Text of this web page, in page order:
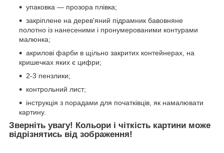
упаковка — прозора плівка;
закріплене на дерев'яний підрамник бавовняне
полотно із нанесеними і пронумерованими контурами
малюнка;
акрилові фарби в щільно закритих контейнерах, на
кришечках яких є цифри;
2-3 пензлики;
контрольний лист;
інструкція з порадами для початківців, як намалювати
картину.
Зверніть увагу! Кольори і чіткість картини може
відрізнятись від зображення!